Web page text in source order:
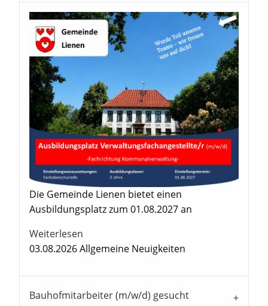
Die Gemeinde Lienen bietet einen
Ausbildungsplatz zum 01.08.2027 an
Weiterlesen
03.08.2026Allgemeine Neuigkeiten
Bauhofmitarbeiter (m/w/d) gesucht